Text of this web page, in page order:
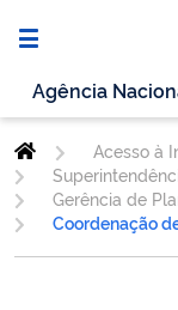
Agência
Acesso à